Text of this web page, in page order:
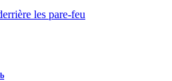
les pare-feu